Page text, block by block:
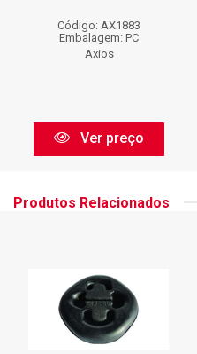
Código: AX1883
Embalagem: PC
Axios
Ver preço
Produtos Relacionados